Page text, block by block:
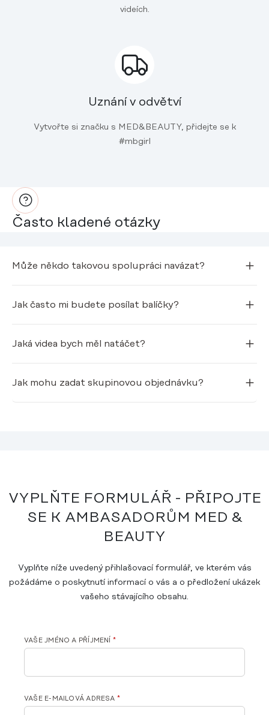
videích.
Uznání v odvětví
Vytvořte si značku s MED&BEAUTY, přidejte se k
#mbgirl
Často kladené otázky
Může někdo takovou spolupráci navázat?
Jak často mi budete posílat balíčky?
Jaká videa bych měl natáčet?
Jak mohu zadat skupinovou objednávku?
VYPLŇTE FORMULÁŘ - PŘIPOJTE
SE K AMBASADORŮM MED &
BEAUTY
Vyplňte níže uvedený přihlašovací formulář, ve kterém vás
požádáme o poskytnutí informací o vás a o předložení ukázek
vašeho stávajícího obsahu.
VAŠE JMÉNO A PŘÍJMENÍ *
VAŠE E-MAILOVÁ ADRESA *